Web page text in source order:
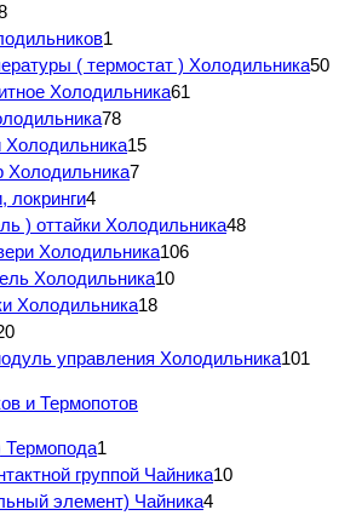
1
( термостат ) Холодильника50
Холодильника61
78
Холодильника15
Холодильника7
локринги4
) оттайки Холодильника48
Холодильника106
Холодильника10
Холодильника18
управления Холодильника101
и Термопотов
Термопода1
группой Чайника10
элемент) Чайника4